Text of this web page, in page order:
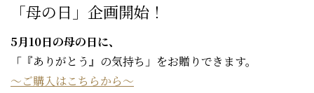
「母の日」企画開始！
5月10日の母の日に、
「『ありがとう』の気持ち」をお贈りできます。
～ご購入はこちらから～